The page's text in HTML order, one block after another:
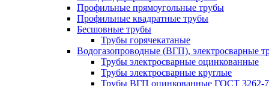
Профильные прямоугольные трубы
Профильные квадратные трубы
Бесшовные трубы
Трубы горячекатаные
Водогазопроводные (ВГП), электросварные
Трубы электросварные оцинкованные
Трубы электросварные круглые
Трубы ВГП оцинкованные ГОСТ 3262-